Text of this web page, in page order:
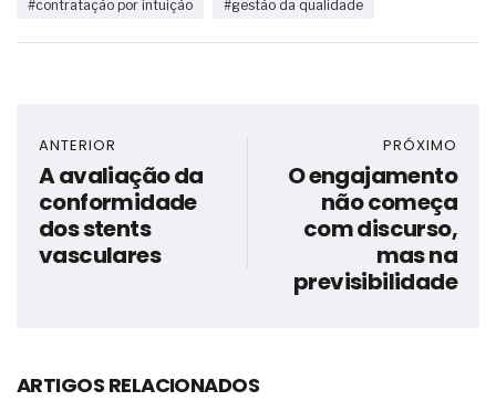
#contratação por intuição #gestão da qualidade
ANTERIOR
A avaliação da
conformidade
dos stents
vasculares
PRÓXIMO
O engajamento
não começa
com discurso,
mas na
previsibilidade
ARTIGOS RELACIONADOS